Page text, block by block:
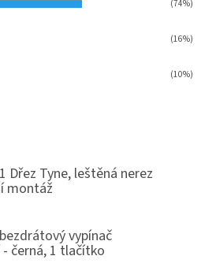
(74%)
(16%)
(10%)
Dřez Tyne, leštěná nerez
montáž
je 5 z 5 hvězdiček.
vypínač
černá, 1 tlačítko